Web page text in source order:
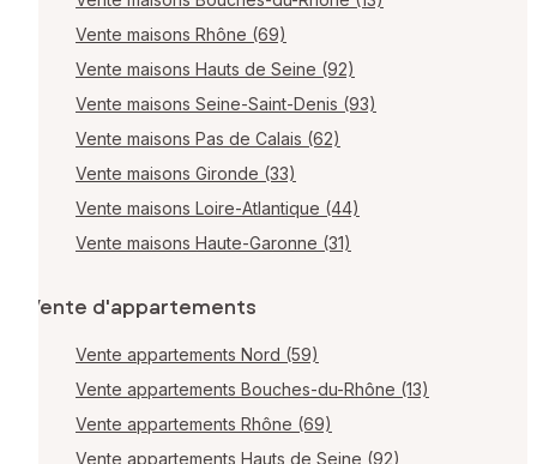
Vente maisons Rhône (69)
Vente maisons Hauts de Seine (92)
Vente maisons Seine-Saint-Denis (93)
Vente maisons Pas de Calais (62)
Vente maisons Gironde (33)
Vente maisons Loire-Atlantique (44)
Vente maisons Haute-Garonne (31)
Vente d'appartements
Vente appartements Nord (59)
Vente appartements Bouches-du-Rhône (13)
Vente appartements Rhône (69)
Vente appartements Hauts de Seine (92)